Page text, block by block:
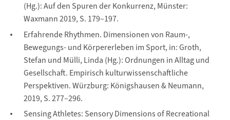
(Hg.): Auf den Spuren der Konkurrenz, Münster:
Waxmann 2019, S. 179–197.
Erfahrende Rhythmen. Dimensionen von Raum-,
Bewegungs- und Körpererleben im Sport, in: Groth,
Stefan und Mülli, Linda (Hg.): Ordnungen in Alltag und
Gesellschaft. Empirisch kulturwissenschaftliche
Perspektiven. Würzburg: Königshausen & Neumann,
2019, S. 277–296.
Sensing Athletes: Sensory Dimensions of Recreational